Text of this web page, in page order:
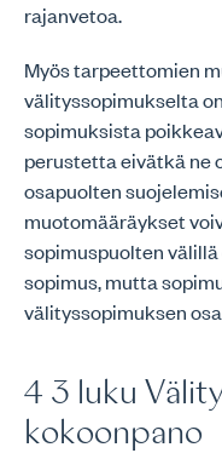
rajanvetoa.
Myös tarpeettomien
välityssopimukselta
sopimuksista
perustetta eivätkä ne
osapuolten
muotomääräykset
sopimuspuolten
sopimus, mutta
välityssopimuksen
4 3 luku
kokoonpano